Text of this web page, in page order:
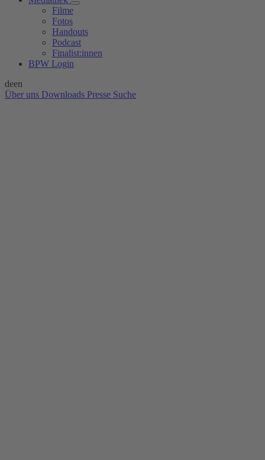
Filme
Fotos
Handouts
Podcast
Finalist:innen
BPW Login
deen
Über uns Downloads Presse Suche